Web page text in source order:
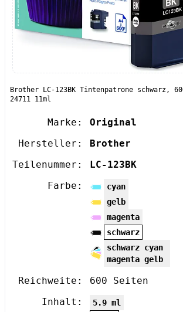
Brother LC-123BK Tintenpatrone schwarz,
24711 11ml
Marke:
Original
Hersteller:
Brother
Teilenummer:
LC-123BK
Farbe:
cyan
gelb
magenta
schwarz
schwarz cyan
magenta gelb
Reichweite:
600 Seiten
Inhalt:
5.9 ml